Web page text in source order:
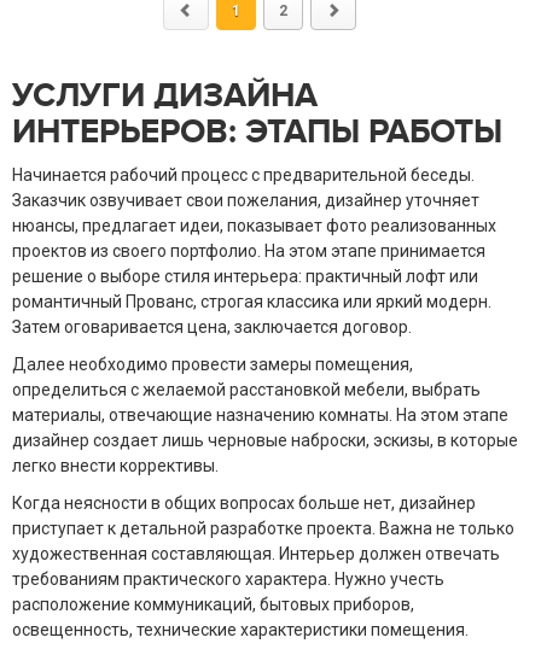
1 2
УСЛУГИ ДИЗАЙНА
ИНТЕРЬЕРОВ: ЭТАПЫ РАБОТЫ
Начинается рабочий процесс с предварительной беседы.
Заказчик озвучивает свои пожелания, дизайнер уточняет
нюансы, предлагает идеи, показывает фото реализованных
проектов из своего портфолио. На этом этапе принимается
решение о выборе стиля интерьера: практичный лофт или
романтичный Прованс, строгая классика или яркий модерн.
Затем оговаривается цена, заключается договор.
Далее необходимо провести замеры помещения,
определиться с желаемой расстановкой мебели, выбрать
материалы, отвечающие назначению комнаты. На этом этапе
дизайнер создает лишь черновые наброски, эскизы, в которые
легко внести коррективы.
Когда неясности в общих вопросах больше нет, дизайнер
приступает к детальной разработке проекта. Важна не только
художественная составляющая. Интерьер должен отвечать
требованиям практического характера. Нужно учесть
расположение коммуникаций, бытовых приборов,
освещенность, технические характеристики помещения.